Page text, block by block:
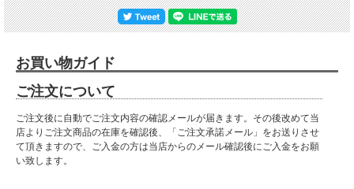
北海道・東北・沖縄・離島の方は送料がかかりますので"■送料について（一部地域
は別途送料有り）"プルダウンメニューから対象地域をお選びください。
ご了承ください。
※離島は別途お見積りになります。
ざいます。
※対象地域の送料は別途ご請求とさせていただきます。送料をご承諾されました
ら、注文確定メールにて合計金額をお知らせいたします。（注文確定メールが届い
ていない場合はご質問メールが届いていないか確認お願いします。）
お買い物ガイド
ご注文について
ご注文後に自動でご注文内容の確認メールが届きます。その後改めて当
店よりご注文商品の在庫を確認後、「ご注文承諾メール」をお送りさせ
て頂きますので、ご入金の方は当店からのメール確認後にご入金をお願
い致します。